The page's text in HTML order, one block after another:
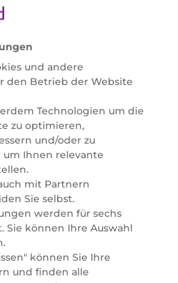
mit der perfekten Lösung
Sie auch unsere
und bestellen Sie ganz
Routine direkt nach
Parfümerie liefern.
1984 in Paris gegründet
vertreten. Mit rund 80
Online Shop sind wir
Beautyhandel in
wir auch nach
Aktionen und
allen Anlässen finden Sie bei
Herzen höherschlagen
dass Freude auf viele
kann. Vom beruhigenden
Ihrer Lieblingsaugencreme
zu nachhaltigen
und andere
den Betrieb der Website
Technologien um die
zu optimieren,
und/oder zu
um Ihnen relevante
mit Partnern
Sie selbst.
werden für sechs
Sie können Ihre Auswahl
können Sie Ihre
und finden alle